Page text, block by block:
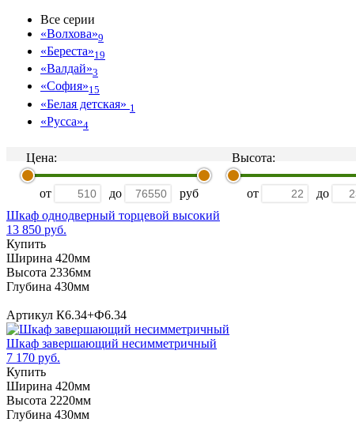
Все серии
«Волхова»9
«Береста»19
«Валдай»3
«София»15
«Белая детская» 1
«Русса»4
Цена:
от до руб
Высота:
от до
Шкаф однодверный торцевой высокий
13 850 руб.
Купить
Ширина 420мм
Высота 2336мм
Глубина 430мм
Артикул К6.34+Ф6.34
Шкаф завершающий несимметричный
7 170 руб.
Купить
Ширина 420мм
Высота 2220мм
Глубина 430мм